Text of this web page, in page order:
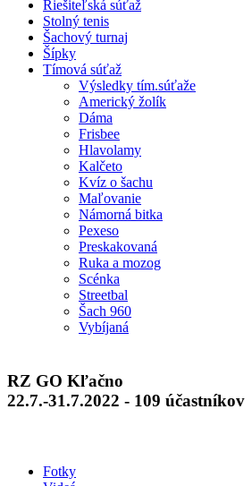
Riešiteľská súťaž
Stolný tenis
Šachový turnaj
Šípky
Tímová súťaž
Výsledky tím.súťaže
Americký žolík
Dáma
Frisbee
Hlavolamy
Kalčeto
Kvíz o šachu
Maľovanie
Námorná bitka
Pexeso
Preskakovaná
Ruka a mozog
Scénka
Streetbal
Šach 960
Vybíjaná
RZ GO Kľačno
22.7.-31.7.2022 - 109 účastníkov
Fotky